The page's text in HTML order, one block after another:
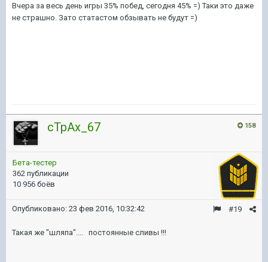
Вчера за весь день игры 35% побед, сегодня 45% =) Таки это даже
не страшно. Зато статастом обзывать не будут =)
158
cTpAx_67
Бета-тестер
362 публикации
10 956 боёв
#19
Опубликовано: 23 фев 2016, 10:32:42
Такая же "шляпа".... постоянные сливы !!!